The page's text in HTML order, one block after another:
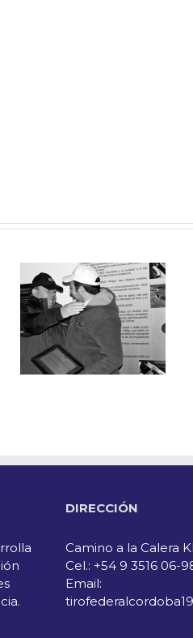
DIRECCIÓN
Camino a la Calera
Cel.: +54 9 3516 06-
Email: